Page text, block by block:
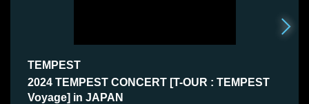
TEMPEST
2024 TEMPEST CONCERT [T-OUR : TEMPEST
Voyage] in JAPAN